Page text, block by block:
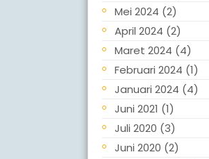
Mei 2024 (2)
April 2024 (2)
Maret 2024 (4)
Februari 2024 (1)
Januari 2024 (4)
Juni 2021 (1)
Juli 2020 (3)
Juni 2020 (2)